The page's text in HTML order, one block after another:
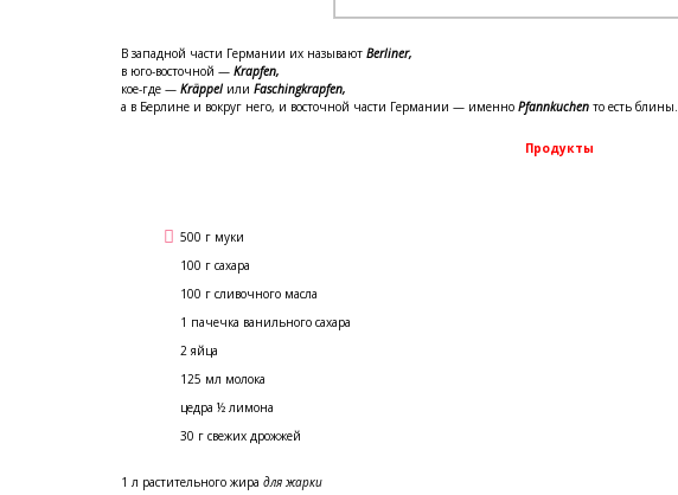
В западной части Германии их называют Berliner,
в юго-восточной — Krapfen,
кое-где — Kräppel или Faschingkrapfen,
а в Берлине и вокруг него, и восточной части Германии — именно Pfannkuchen то есть блины.
Продукты
500 г муки
100 г сахара
100 г сливочного масла
1 пачечка ванильного сахара
2 яйца
125 мл молока
цедра ½ лимона
30 г свежих дрожжей
1 л растительного жира для жарки